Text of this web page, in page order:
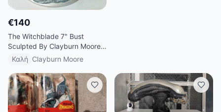
€140
The Witchblade 7" Bust
Sculpted By Clayburn Moore
Creations/Top Crow
Καλή Clayburn Moore